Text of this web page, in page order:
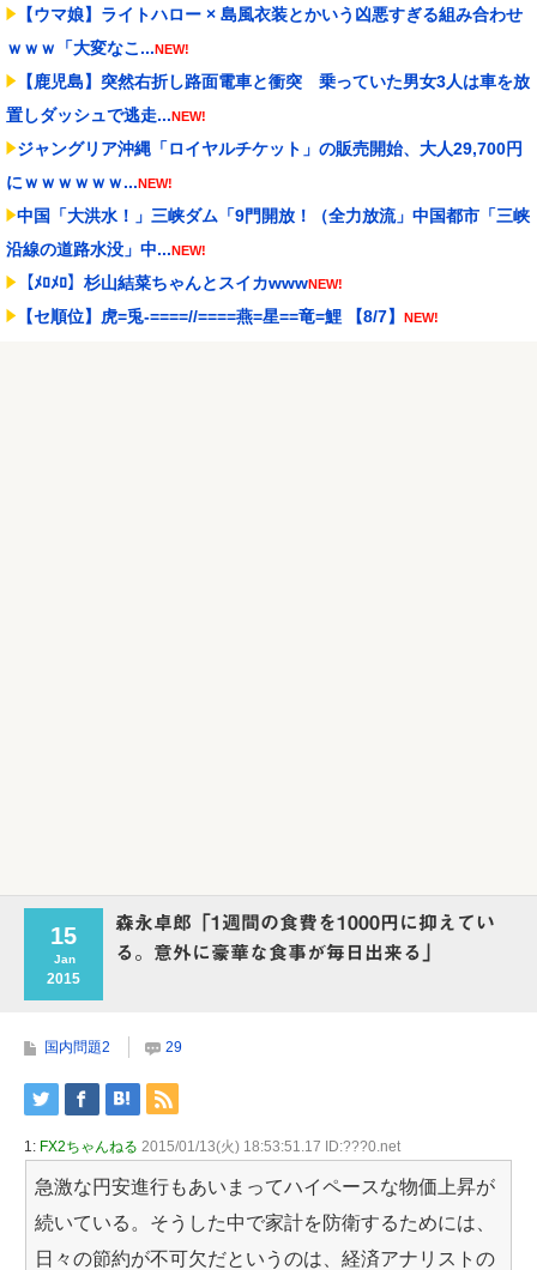
【ウマ娘】ライトハロー × 島風衣装とかいう凶悪すぎる組み合わせ
ｗｗｗ「大変なこ...NEW!
【鹿児島】突然右折し路面電車と衝突 乗っていた男女3人は車を放
置しダッシュで逃走...NEW!
ジャングリア沖縄「ロイヤルチケット」の販売開始、大人29,700円
にｗｗｗｗｗｗ...NEW!
中国「大洪水！」三峡ダム「9門開放！（全力放流」中国都市「三峡
沿線の道路水没」中...NEW!
【ﾒﾛﾒﾛ】杉山結菜ちゃんとスイカwwwNEW!
【セ順位】虎=兎-====//====燕=星==竜=鯉 【8/7】 NEW!
15
Jan
2015
森永卓郎「1週間の食費を1000円に抑えてい
る。意外に豪華な食事が毎日出来る」
国内問題2 29
1: FX2ちゃんねる 2015/01/13(火) 18:53:51.17 ID:???0.net
急激な円安進行もあいまってハイペースな物価上昇が
続いている。そうした中で家計を防衛するためには、
日々の節約が不可欠だというのは、経済アナリストの